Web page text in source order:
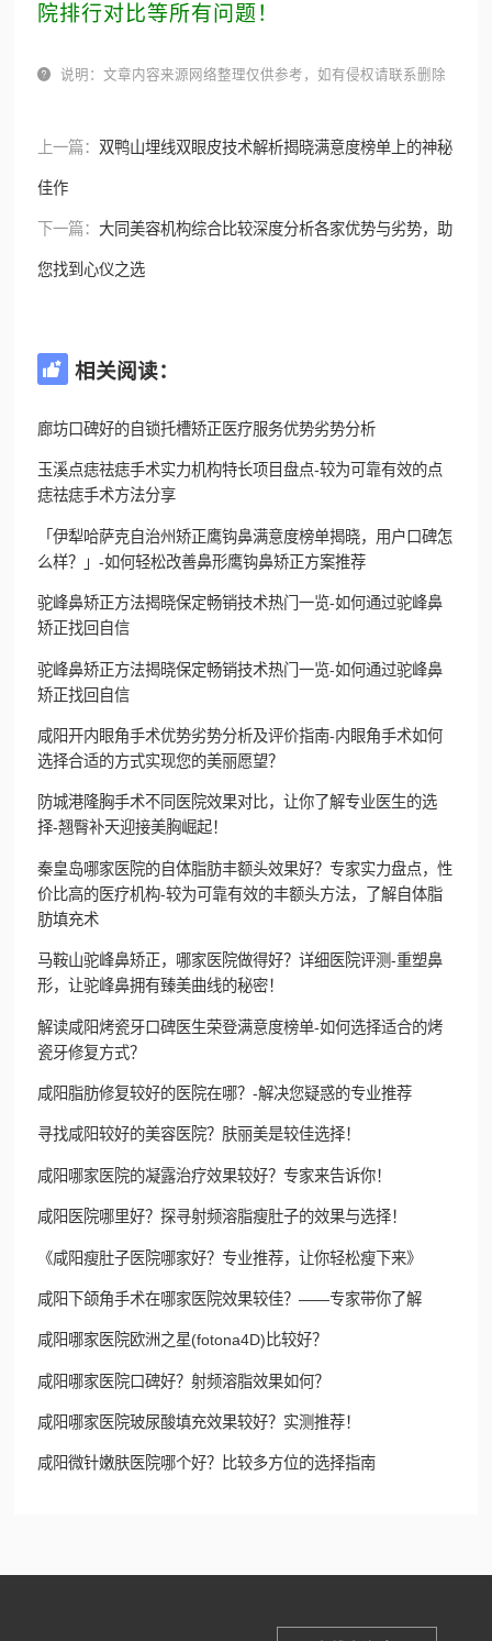
院排行对比等所有问题！
 说明：文章内容来源网络整理仅供参考，如有侵权请联系删除
上一篇： 双鸭山埋线双眼皮技术解析揭晓满意度榜单上的神秘
佳作
下一篇： 大同美容机构综合比较深度分析各家优势与劣势，助
您找到心仪之选
 相关阅读：
廊坊口碑好的自锁托槽矫正医疗服务优势劣势分析
玉溪点痣祛痣手术实力机构特长项目盘点-较为可靠有效的点
痣祛痣手术方法分享
「伊犁哈萨克自治州矫正鹰钩鼻满意度榜单揭晓，用户口碑怎
么样？」-如何轻松改善鼻形鹰钩鼻矫正方案推荐
驼峰鼻矫正方法揭晓保定畅销技术热门一览-如何通过驼峰鼻
矫正找回自信
驼峰鼻矫正方法揭晓保定畅销技术热门一览-如何通过驼峰鼻
矫正找回自信
咸阳开内眼角手术优势劣势分析及评价指南-内眼角手术如何
选择合适的方式实现您的美丽愿望？
防城港隆胸手术不同医院效果对比，让你了解专业医生的选
择-翘臀补天迎接美胸崛起！
秦皇岛哪家医院的自体脂肪丰额头效果好？专家实力盘点，性
价比高的医疗机构-较为可靠有效的丰额头方法，了解自体脂
肪填充术
马鞍山驼峰鼻矫正，哪家医院做得好？详细医院评测-重塑鼻
形，让驼峰鼻拥有臻美曲线的秘密！
解读咸阳烤瓷牙口碑医生荣登满意度榜单-如何选择适合的烤
瓷牙修复方式？
咸阳脂肪修复较好的医院在哪？-解决您疑惑的专业推荐
寻找咸阳较好的美容医院？肤丽美是较佳选择！
咸阳哪家医院的凝露治疗效果较好？专家来告诉你！
咸阳医院哪里好？探寻射频溶脂瘦肚子的效果与选择！
《咸阳瘦肚子医院哪家好？专业推荐，让你轻松瘦下来》
咸阳下颌角手术在哪家医院效果较佳？——专家带你了解
咸阳哪家医院欧洲之星(fotona4D)比较好？
咸阳哪家医院口碑好？射频溶脂效果如何？
咸阳哪家医院玻尿酸填充效果较好？实测推荐！
咸阳微针嫩肤医院哪个好？比较多方位的选择指南